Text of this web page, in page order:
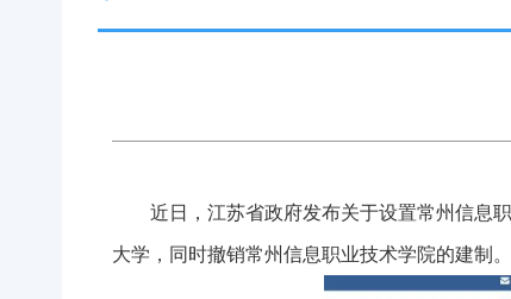
近日，江苏省政府发布关于设置常州信息
大学，同时撤销常州信息职业技术学院的建制